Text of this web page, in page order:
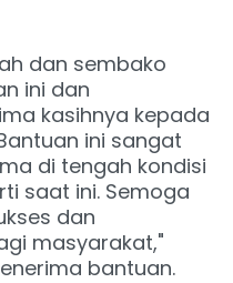
dan sembako
ini dan
kasihnya kepada
ini sangat
di tengah kondisi
saat ini. Semoga
dan
masyarakat,"
bantuan.